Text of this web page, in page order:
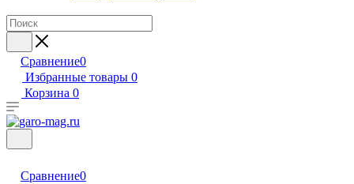
Сравнение0
Избранные товары 0
Корзина 0
Сравнение0